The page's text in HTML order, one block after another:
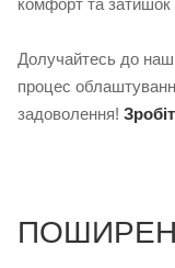
комфорт та затишок
Долучайтесь до
процес
задоволення!